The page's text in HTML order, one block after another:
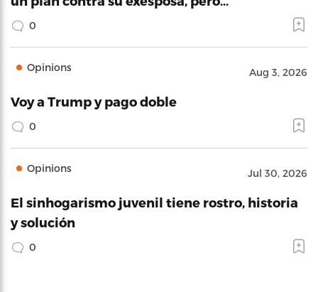
0
Opinions Aug 3, 2026
Voy a Trump y pago doble
0
Opinions Jul 30, 2026
El sinhogarismo juvenil tiene rostro, historia
y solución
0